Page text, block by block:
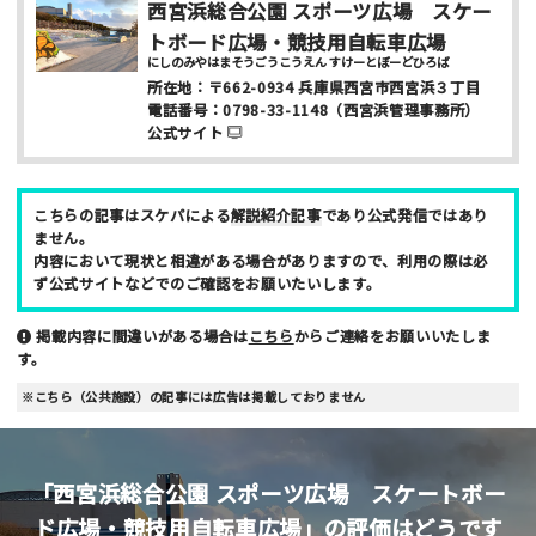
メールアドレス （非公開/任意）
当サイトへメッセージなどございましたら
西宮浜総合公園 スポーツ広場 スケー
トボード広場・競技用自転車広場
にしのみやはまそうごうこうえん すけーとぼーどひろば
所在地： 〒662-0934兵庫県西宮市西宮浜３丁目
電話番号：0798-33-1148 （西宮浜管理事務所）
公式サイト
こちらの記事はスケパによる解説紹介記事であり公式発信ではあり
ません。
内容において現状と相違がある場合がありますので、利用の際は必
ず公式サイトなどでのご確認をお願いたいします。
掲載内容に間違いがある場合はこちらからご連絡をお願いいたしま
す。
※こちら（公共施設）の記事には広告は掲載しておりません
「西宮浜総合公園 スポーツ広場 スケートボー
ド広場・競技用自転車広場」の評価はどうです